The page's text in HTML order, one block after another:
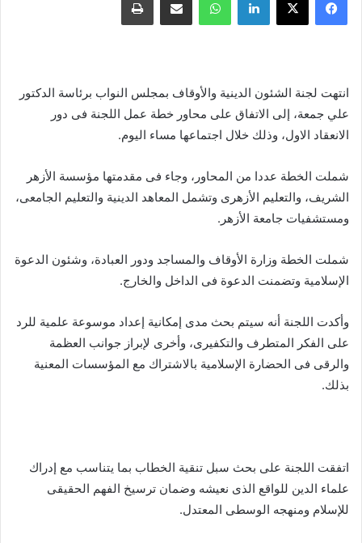
انتهت لجنة الشئون الدينية والأوقاف بمجلس النواب برئاسة الدكتور
علي جمعة، إلى الاتفاق على محاور خطة عمل اللجنة فى دور
الانعقاد الاول، وذلك خلال اجتماعها مساء اليوم.
شملت الخطة عددا من المحاور، وجاء فى مقدمتها مؤسسة الأزهر
الشريف، والتعليم الأزهرى وتشمل المعاهد الدينية والتعليم الجامعى،
ومستشفيات جامعة الأزهر.
شملت الخطة وزارة الأوقاف والمساجد ودور العبادة، وشئون الدعوة
الإسلامية وتضمنت الدعوة فى الداخل والخارج.
وأكدت اللجنة أنه سيتم بحث مدى إمكانية إعداد موسوعة علمية للرد
على الفكر المتطرف والتكفيرى، وأخرى لإبراز جوانب العظمة
والرقى فى الحضارة الإسلامية بالاشتراك مع المؤسسات المعنية
بذلك.
اتفقت اللجنة على بحث سبل تنقية الخطاب بما يتناسب مع إدراك
علماء الدين للواقع الذى نعيشه وضمان ترسيخ الفهم الحقيقى
للإسلام ومنهجه الوسطى المعتدل.